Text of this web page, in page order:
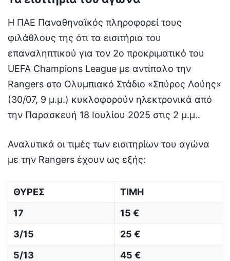
Η ΠΑΕ Παναθηναϊκός πληροφορεί τους
φιλάθλους της ότι τα εισιτήρια του
επαναληπτικού για τον 2ο προκριματικό του
UEFA Champions League με αντίπαλο την
Rangers στο Ολυμπιακό Στάδιο «Σπύρος Λούης»
(30/07, 9 μ.μ.) κυκλοφορούν ηλεκτρονικά από
την Παρασκευή 18 Ιουλίου 2025 στις 2 μ.μ..
Αναλυτικά οι τιμές των εισιτηρίων του αγώνα
με την Rangers έχουν ως εξής:
ΘΥΡΕΣ
TIMH
17
15 €
3/15
25 €
5/13
45 €